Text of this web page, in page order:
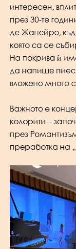
интересен,
през 30-те
де Жанейро,
която са се
На покрива ѝ
да напише
вложено много
Важното е
колорити –
през
преработка на